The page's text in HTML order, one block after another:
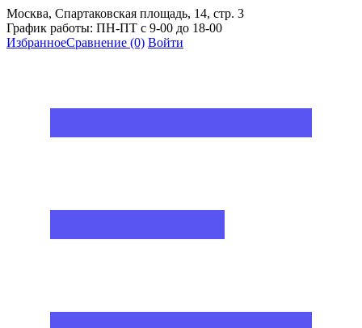
Москва, Спартаковская площадь, 14, стр. 3
График работы: ПН-ПТ с 9-00 до 18-00
ИзбранноеСравнение (0) Войти